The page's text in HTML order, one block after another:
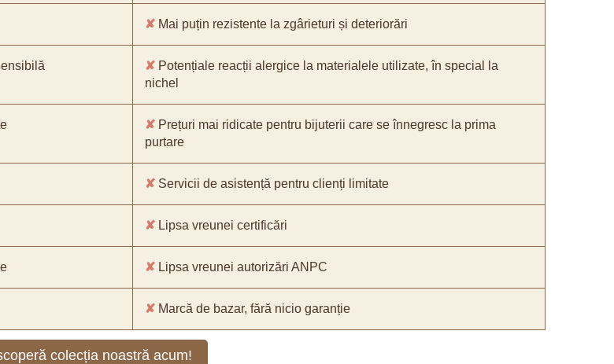
✘ Mai puțin rezistente la zgârieturi și deteriorări
✘ Potențiale reacții alergice la materialele utilizate, în special la
nichel
✘ Prețuri mai ridicate pentru bijuterii care se înnegresc la prima
purtare
✘ Servicii de asistență pentru clienți limitate
✘ Lipsa vreunei certificări
✘ Lipsa vreunei autorizări ANPC
✘ Marcă de bazar, fără nicio garanție
colecția noastră acum!